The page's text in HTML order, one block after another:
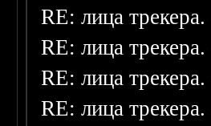
RE: лица трекера.
RE: лица трекера.
RE: лица трекера.
RE: лица трекера.